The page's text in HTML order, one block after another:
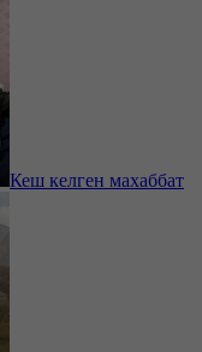
Кеш келген махаббат